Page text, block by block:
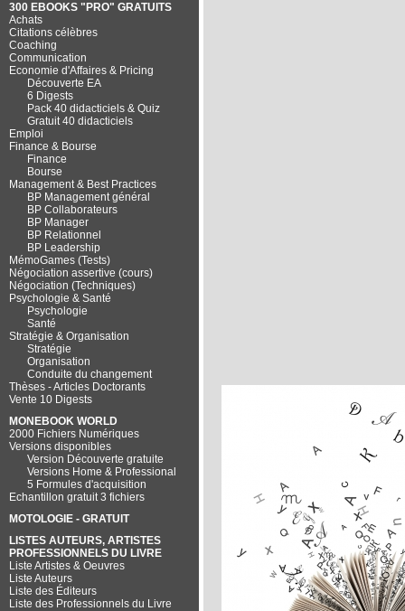
300 EBOOKS "PRO" GRATUITS
Achats
Citations célèbres
Coaching
Communication
Economie d'Affaires & Pricing
Découverte EA
6 Digests
Pack 40 didacticiels & Quiz
Gratuit 40 didacticiels
Emploi
Finance & Bourse
Finance
Bourse
Management & Best Practices
BP Management général
BP Collaborateurs
BP Manager
BP Relationnel
BP Leadership
MémoGames (Tests)
Négociation assertive (cours)
Négociation (Techniques)
Psychologie & Santé
Psychologie
Santé
Stratégie & Organisation
Stratégie
Organisation
Conduite du changement
Thèses - Articles Doctorants
Vente 10 Digests
MONEBOOK WORLD
2000 Fichiers Numériques
Versions disponibles
Version Découverte gratuite
Versions Home & Professional
5 Formules d'acquisition
Echantillon gratuit 3 fichiers
MOTOLOGIE - GRATUIT
LISTES AUTEURS, ARTISTES
PROFESSIONNELS DU LIVRE
Liste Artistes & Oeuvres
Liste Auteurs
Liste des Éditeurs
Liste des Professionnels du Livre